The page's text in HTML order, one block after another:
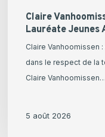
Claire
Lauréate Jeunes
Claire Vanhoomissen
dans le respect de la
Claire Vanhoomissen…
5 août 2026